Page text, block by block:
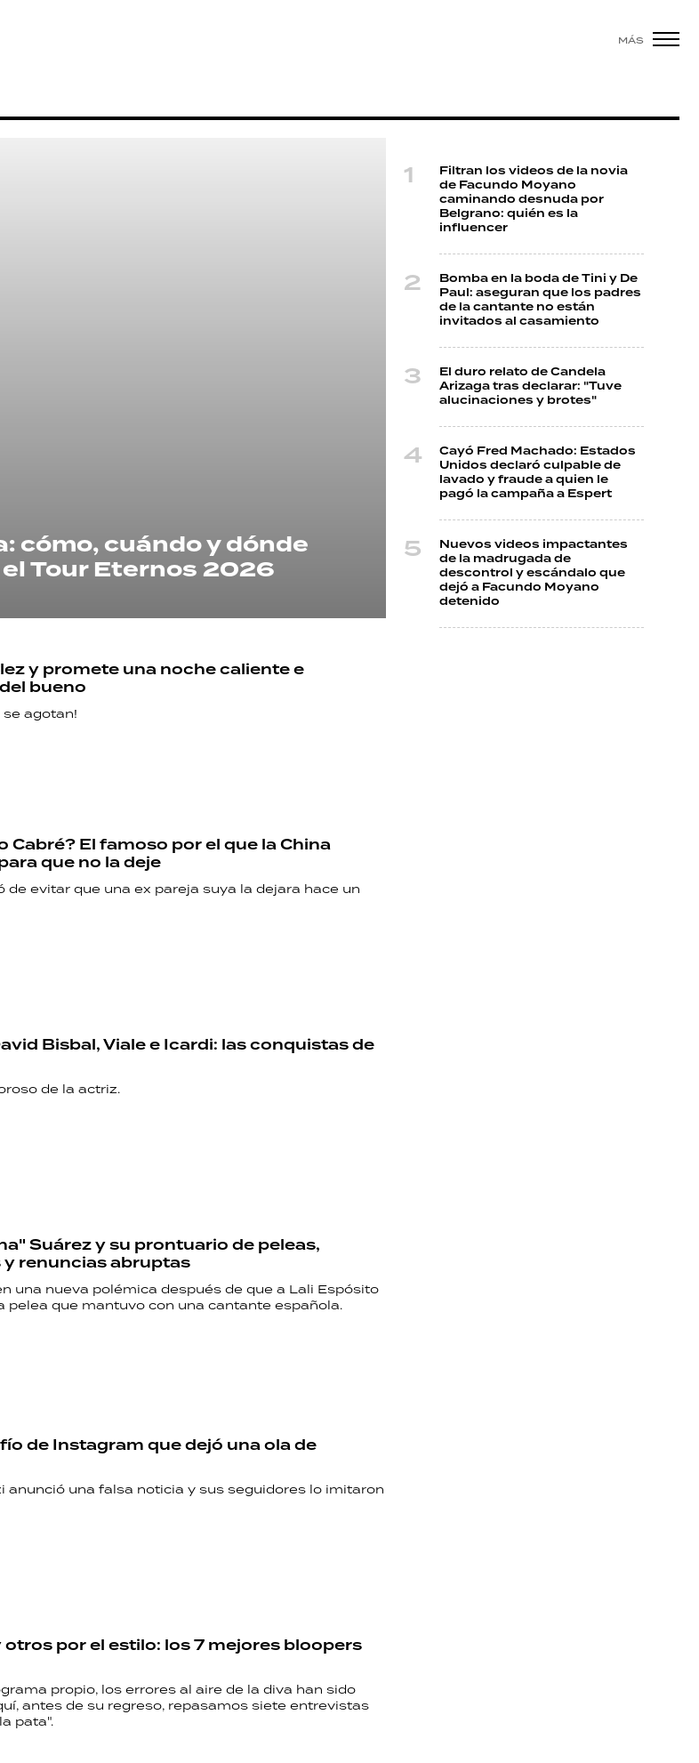
MÁS
cómo, cuándo y dónde
Tour Eternos 2026
y promete una noche caliente e
bueno
se agotan!
Cabré? El famoso por el que la China
que no la deje
evitar que una ex pareja suya la dejara hace un
Bisbal, Viale e Icardi: las conquistas de
de la actriz.
Suárez y su prontuario de peleas,
renuncias abruptas
una nueva polémica después de que a Lali Espósito
pelea que mantuvo con una cantante española.
de Instagram que dejó una ola de
anunció una falsa noticia y sus seguidores lo imitaron
por el estilo: los 7 mejores bloopers
propio, los errores al aire de la diva han sido
antes de su regreso, repasamos siete entrevistas
pata".
Filtran los videos de la novia
de Facundo Moyano
caminando desnuda por
Belgrano: quién es la
influencer
Bomba en la boda de Tini y De
Paul: aseguran que los padres
de la cantante no están
invitados al casamiento
El duro relato de Candela
Arizaga tras declarar: "Tuve
alucinaciones y brotes"
Cayó Fred Machado: Estados
Unidos declaró culpable de
lavado y fraude a quien le
pagó la campaña a Espert
Nuevos videos impactantes
de la madrugada de
descontrol y escándalo que
dejó a Facundo Moyano
detenido
Seguinos